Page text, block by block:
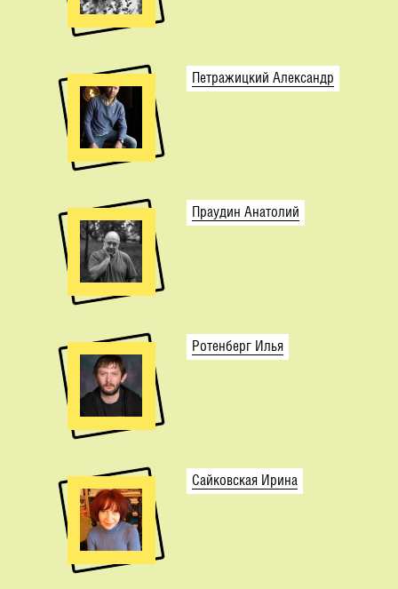
Петражицкий Александр
Праудин Анатолий
Ротенберг Илья
Сайковская Ирина